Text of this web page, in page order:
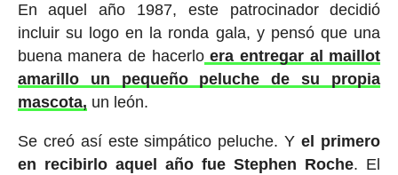
En aquel año 1987, este patrocinador decidió
incluir su logo en la ronda gala, y pensó que una
buena manera de hacerloera entregar al maillot
amarillo un pequeño peluche de su propia
mascota, un león.
Se creó así este simpático peluche. Yel primero
en recibirlo aquel año fue Stephen Roche. El